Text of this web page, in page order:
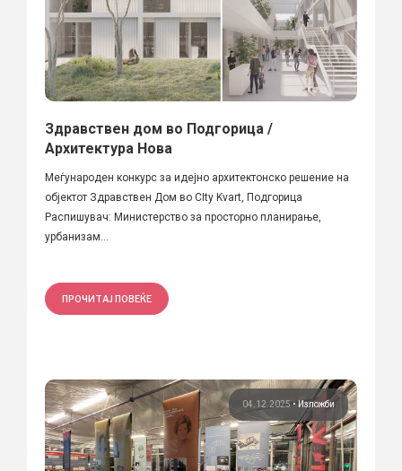
Здравствен дом во Подгорица /
Архитектура Нова
Meѓународен конкурс за идејно архитектонско решение на
објектот Здравствен Дом во CIty Kvart, Подгорица
Распишувач: Министерство за просторно планирање,
урбанизам...
ПРОЧИТАЈ ПОВЕЌЕ
04.12.2025• Изложби